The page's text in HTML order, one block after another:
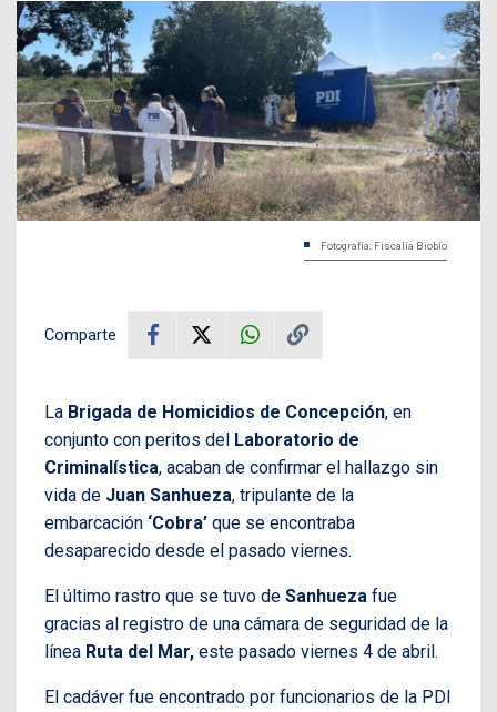
Fotografía: Fiscalía Biobío
Comparte
La Brigada de Homicidios de Concepción, en
conjunto con peritos del Laboratorio de
Criminalística, acaban de confirmar el hallazgo sin
vida de Juan Sanhueza, tripulante de la
embarcación ‘Cobra’ que se encontraba
desaparecido desde el pasado viernes.
El último rastro que se tuvo de Sanhueza fue
gracias al registro de una cámara de seguridad de la
línea Ruta del Mar, este pasado viernes 4 de abril.
El cadáver fue encontrado por funcionarios de la PDI